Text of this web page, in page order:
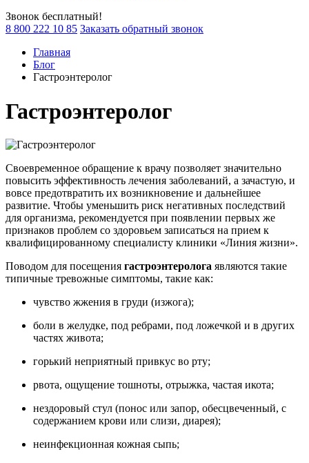
Звонок бесплатный!
8 800 222 10 85 Заказать обратный звонок
Главная
Блог
Гастроэнтеролог
Гастроэнтеролог
Своевременное обращение к врачу позволяет значительно
повысить эффективность лечения заболеваний, а зачастую, и
вовсе предотвратить их возникновение и дальнейшее
развитие. Чтобы уменьшить риск негативных последствий
для организма, рекомендуется при появлении первых же
признаков проблем со здоровьем записаться на прием к
квалифицированному специалисту клиники «Линия жизни».
Поводом для посещения гастроэнтеролога являются такие
типичные тревожные симптомы, такие как:
чувство жжения в груди (изжога);
боли в желудке, под ребрами, под ложечкой и в других
частях живота;
горький неприятный привкус во рту;
рвота, ощущение тошноты, отрыжка, частая икота;
нездоровый стул (понос или запор, обесцвеченный, с
содержанием крови или слизи, диарея);
неинфекционная кожная сыпь;